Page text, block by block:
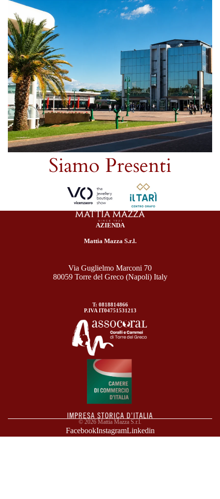
Siamo Presenti
AZIENDA
Mattia Mazza S.r.l.
Via Guglielmo Marconi 70
80059 Torre del Greco (Napoli) Italy
T: 0818814866
P.IVA IT04751531213
© 2026 Mattia Mazza S.r.l.
FacebookInstagramLinkedin